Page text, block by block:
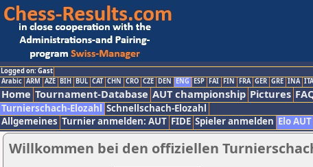
Logged on: Gast
Arabic ARM AZE BIH BUL CAT CHN CRO CZE DEN ENG ESP FAI FIN FRA GER GRE INA ITA
Home Tournament-Database AUT championship Pictures
Turnierschach-Elozahl Schnellschach-Elozahl
Allgemeines Turnier anmelden: AUT FIDE Spieler anmelden Elo AUT
Willkommen bei den offiziellen